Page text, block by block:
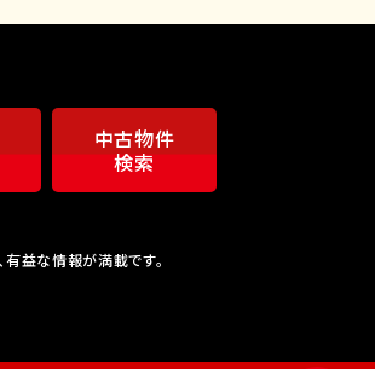
中古物件
検索
益な情報が満載です。